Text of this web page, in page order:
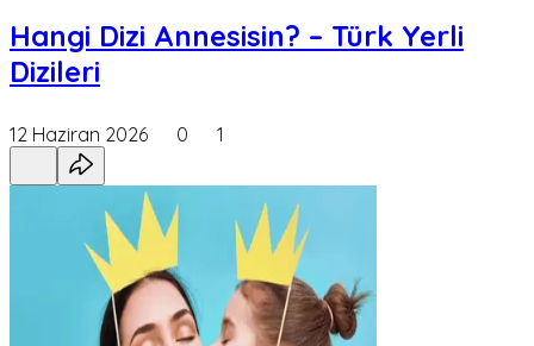
Hangi Dizi Annesisin? – Türk Yerli
Dizileri
12 Haziran 2026 0 1